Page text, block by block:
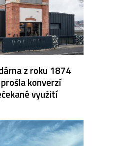
z roku 1874
konverzí
využití